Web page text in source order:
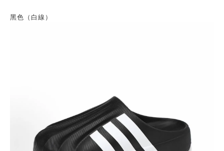
黑色（白線）